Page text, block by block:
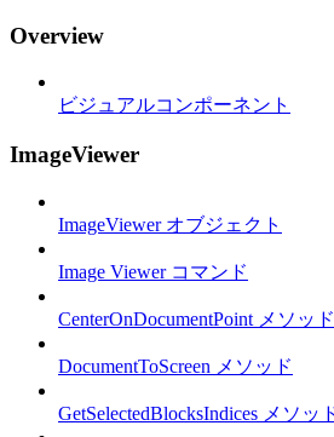
Overview
ビジュアルコンポーネント
ImageViewer
ImageViewer オブジェクト
Image Viewer コマンド
CenterOnDocumentPoint メソッド
DocumentToScreen メソッド
GetSelectedBlocksIndices メソッ